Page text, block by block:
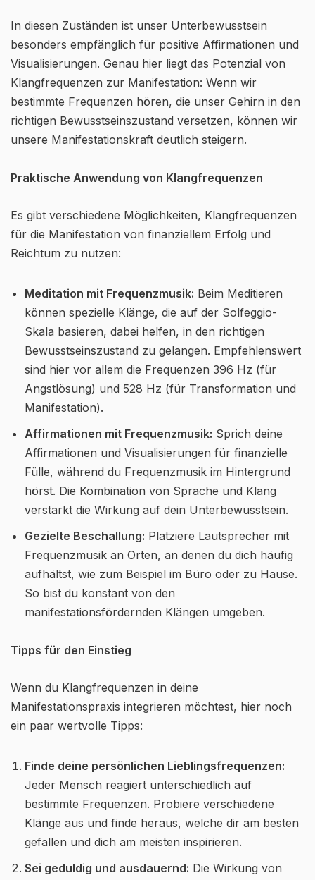
In diesen Zuständen ist unser Unterbewusstsein
besonders empfänglich für positive Affirmationen und
Visualisierungen. Genau hier liegt das Potenzial von
Klangfrequenzen zur Manifestation: Wenn wir
bestimmte Frequenzen hören, die unser Gehirn in den
richtigen Bewusstseinszustand versetzen, können wir
unsere Manifestationskraft deutlich steigern.
Praktische Anwendung von Klangfrequenzen
Es gibt verschiedene Möglichkeiten, Klangfrequenzen
für die Manifestation von finanziellem Erfolg und
Reichtum zu nutzen:
Meditation mit Frequenzmusik: Beim Meditieren
können spezielle Klänge, die auf der Solfeggio-
Skala basieren, dabei helfen, in den richtigen
Bewusstseinszustand zu gelangen. Empfehlenswert
sind hier vor allem die Frequenzen 396 Hz (für
Angstlösung) und 528 Hz (für Transformation und
Manifestation).
Affirmationen mit Frequenzmusik: Sprich deine
Affirmationen und Visualisierungen für finanzielle
Fülle, während du Frequenzmusik im Hintergrund
hörst. Die Kombination von Sprache und Klang
verstärkt die Wirkung auf dein Unterbewusstsein.
Gezielte Beschallung: Platziere Lautsprecher mit
Frequenzmusik an Orten, an denen du dich häufig
aufhältst, wie zum Beispiel im Büro oder zu Hause.
So bist du konstant von den
manifestationsfördernden Klängen umgeben.
Tipps für den Einstieg
Wenn du Klangfrequenzen in deine
Manifestationspraxis integrieren möchtest, hier noch
ein paar wertvolle Tipps:
Finde deine persönlichen Lieblingsfrequenzen:
Jeder Mensch reagiert unterschiedlich auf
bestimmte Frequenzen. Probiere verschiedene
Klänge aus und finde heraus, welche dir am besten
gefallen und dich am meisten inspirieren.
Sei geduldig und ausdauernd: Die Wirkung von